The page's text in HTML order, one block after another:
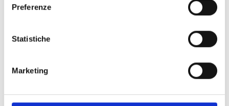
Preferenze
Statistiche
Marketing
generazione del fumo